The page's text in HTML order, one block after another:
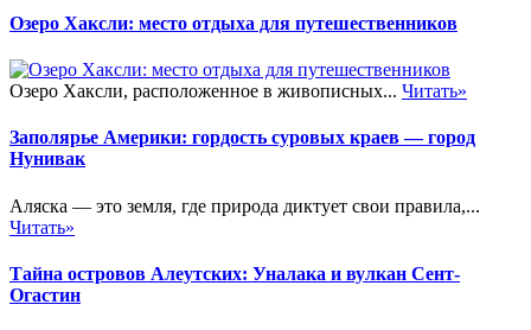
Озеро Хаксли: место отдыха для путешественников
Озеро Хаксли, расположенное в живописных... Читать»
Заполярье Америки: гордость суровых краев — город
Нунивак
Аляска — это земля, где природа диктует свои правила,...
Читать»
Тайна островов Алеутских: Уналака и вулкан Сент-
Огастин